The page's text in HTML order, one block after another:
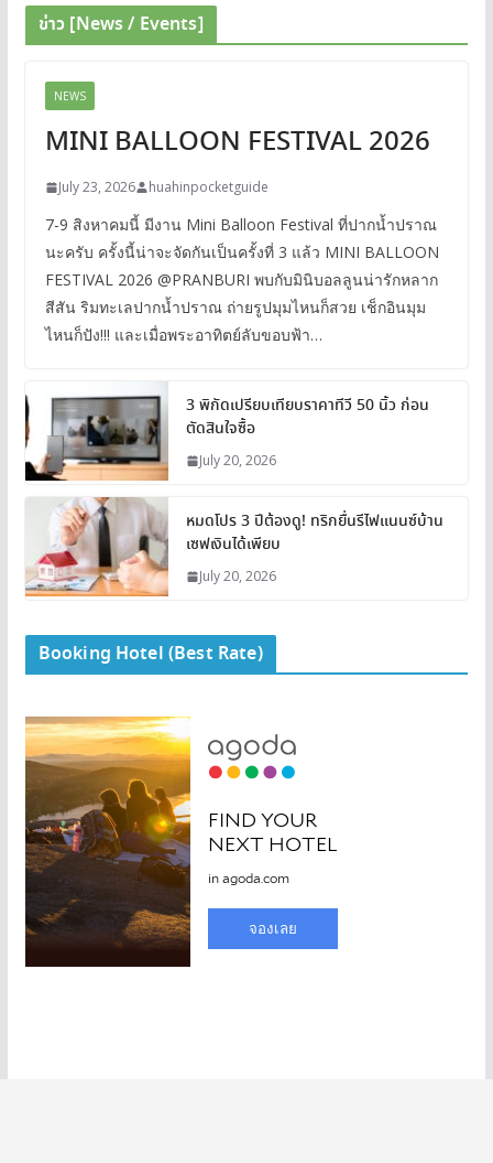
ข่าว [News / Events]
NEWS
MINI BALLOON FESTIVAL 2026
July 23, 2026 huahinpocketguide
7-9 สิงหาคมนี้ มีงาน Mini Balloon Festival ที่ปากน้ำปราณ
นะครับ ครั้งนี้น่าจะจัดกันเป็นครั้งที่ 3 แล้ว MINI BALLOON
FESTIVAL 2026 @PRANBURI พบกับมินิบอลลูนน่ารักหลาก
สีสัน ริมทะเลปากน้ำปราณ ถ่ายรูปมุมไหนก็สวย เช็กอินมุม
ไหนก็ปัง!!! และเมื่อพระอาทิตย์ลับขอบฟ้า…
3 พิกัดเปรียบเทียบราคาทีวี 50 นิ้ว ก่อน
ตัดสินใจซื้อ
July 20, 2026
หมดโปร 3 ปีต้องดู! ทริกยื่นรีไฟแนนซ์บ้าน
เซฟเงินได้เพียบ
July 20, 2026
Booking Hotel (Best Rate)